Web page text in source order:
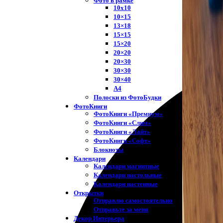
10х10
10×15
13×18
15×15
15×20
20×20
20×30
30×30
30×40
A4
Полоски из ФотоБудки
ФотоКниги
ФотоКниги «Премиум»
ФотоКниги «Слим»
ФотоКниги «Лайт»
ФотоКниги «Софт»
Блокноты
Календари
Календари магнитные
Календари настольные
Календари настенные
Открытки
Отправлю самостоятельно
Отправьте за меня
Декор Интерьера